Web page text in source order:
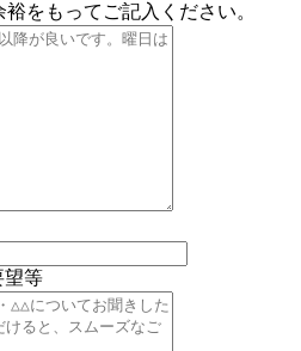
をもってご記入ください。
望等